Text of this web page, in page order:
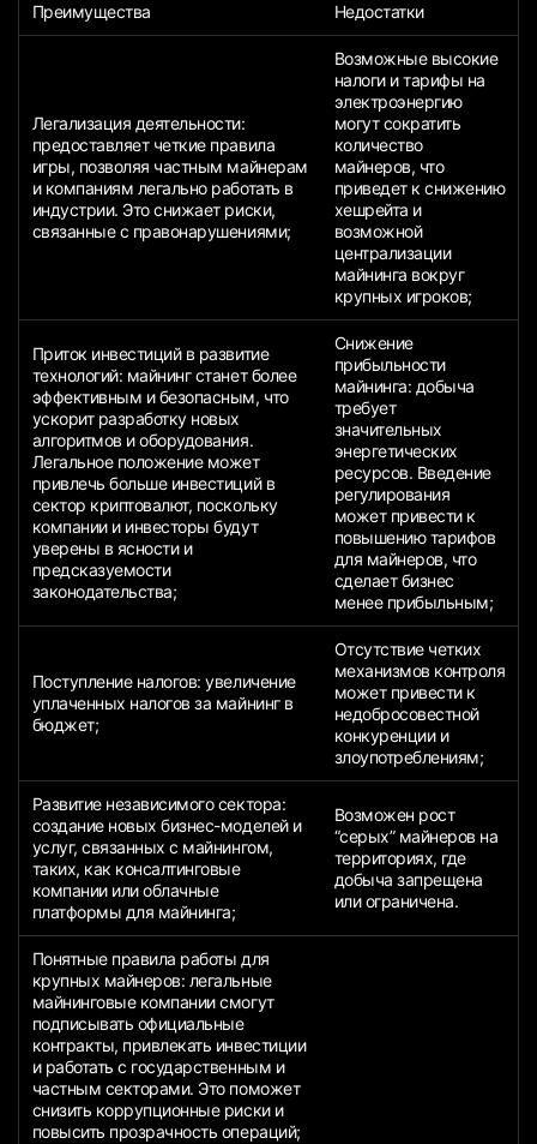
Преимущества Недостатки
Легализация деятельности:
предоставляет четкие правила
игры, позволяя частным майнерам
и компаниям легально работать в
индустрии. Это снижает риски,
связанные с правонарушениями;
Возможные высокие
налоги и тарифы на
электроэнергию
могут сократить
количество
майнеров, что
приведет к снижению
хешрейта и
возможной
централизации
майнинга вокруг
крупных игроков;
Приток инвестиций в развитие
технологий: майнинг станет более
эффективным и безопасным, что
ускорит разработку новых
алгоритмов и оборудования.
Легальное положение может
привлечь больше инвестиций в
сектор криптовалют, поскольку
компании и инвесторы будут
уверены в ясности и
предсказуемости
законодательства;
Снижение
прибыльности
майнинга: добыча
требует
значительных
энергетических
ресурсов. Введение
регулирования
может привести к
повышению тарифов
для майнеров, что
сделает бизнес
менее прибыльным;
Поступление налогов: увеличение
уплаченных налогов за майнинг в
бюджет;
Отсутствие четких
механизмов контроля
может привести к
недобросовестной
конкуренции и
злоупотреблениям;
Развитие независимого сектора:
создание новых бизнес-моделей и
услуг, связанных с майнингом,
таких, как консалтинговые
компании или облачные
платформы для майнинга;
Возможен рост
“серых” майнеров на
территориях, где
добыча запрещена
или ограничена.
Понятные правила работы для
крупных майнеров: легальные
майнинговые компании смогут
подписывать официальные
контракты, привлекать инвестиции
и работать с государственным и
частным секторами. Это поможет
снизить коррупционные риски и
повысить прозрачность операций;